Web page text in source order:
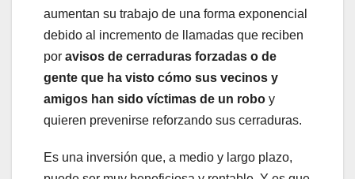
aumentan su trabajo de una forma exponencial
debido al incremento de llamadas que reciben
por avisos de cerraduras forzadas o de
gente que ha visto cómo sus vecinos y
amigos han sido víctimas de un robo y
quieren prevenirse reforzando sus cerraduras.
Es una inversión que, a medio y largo plazo,